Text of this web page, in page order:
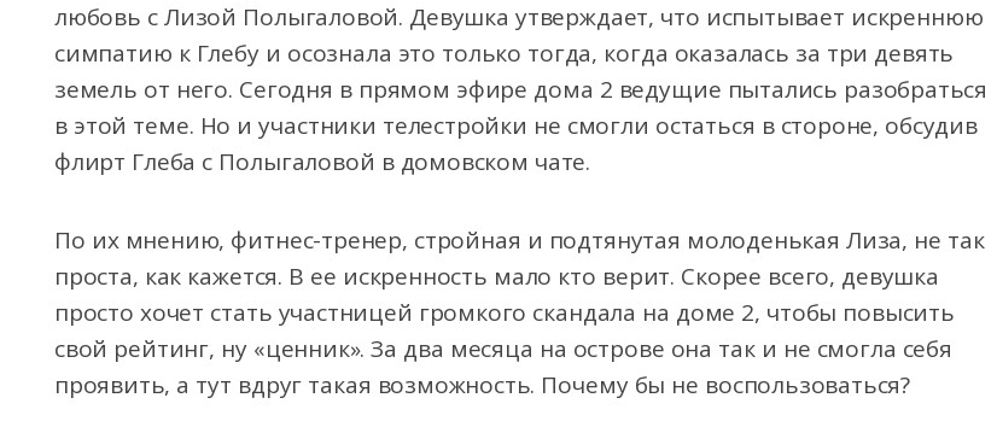
любовь с Лизой Полыгаловой. Девушка утверждает, что испытывает искреннюю
симпатию к Глебу и осознала это только тогда, когда оказалась за три девять
земель от него. Сегодня в прямом эфире дома 2 ведущие пытались разобраться
в этой теме. Но и участники телестройки не смогли остаться в стороне, обсудив
флирт Глеба с Полыгаловой в домовском чате.
По их мнению, фитнес-тренер, стройная и подтянутая молоденькая Лиза, не так
проста, как кажется. В ее искренность мало кто верит. Скорее всего, девушка
просто хочет стать участницей громкого скандала на доме 2, чтобы повысить
свой рейтинг, ну «ценник». За два месяца на острове она так и не смогла себя
проявить, а тут вдруг такая возможность. Почему бы не воспользоваться?